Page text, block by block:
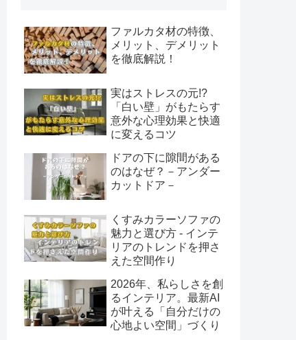
ファルカタ材の特徴、
メリット、デメリット
を徹底解説！
実はストレスの元!?
「白い壁」がもたらす
意外な心理効果と快適
に変えるコツ
ドアの下に隙間がある
のはなぜ？－アンダー
カットドア－
くすみカラーソファの
魅力と選び方 - インテ
リアのトレンドを押さ
えた空間作り
2026年、私らしさを創
るインテリア。最新AI
が叶える「自分だけの
心地よい空間」づくり